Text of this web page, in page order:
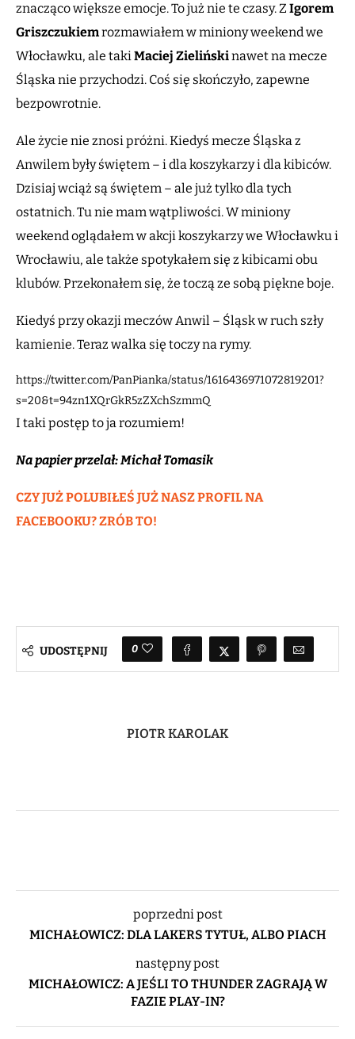
znacząco większe emocje. To już nie te czasy. Z Igorem
Griszczukiemrozmawiałem w miniony weekend we
Włocławku, ale takiMaciej Zielińskinawet na mecze
Śląska nie przychodzi. Coś się skończyło, zapewne
bezpowrotnie.
Ale życie nie znosi próżni. Kiedyś mecze Śląska z
Anwilem były świętem – i dla koszykarzy i dla kibiców.
Dzisiaj wciąż są świętem – ale już tylko dla tych
ostatnich. Tu nie mam wątpliwości. W miniony
weekend oglądałem w akcji koszykarzy we Włocławku i
Wrocławiu, ale także spotykałem się z kibicami obu
klubów. Przekonałem się, że toczą ze sobą piękne boje.
Kiedyś przy okazji meczów Anwil – Śląsk w ruch szły
kamienie. Teraz walka się toczy na rymy.
https://twitter.com/PanPianka/status/1616436971072819201?
s=20&t=94zn1XQrGkR5zZXchSzmmQ
I taki postęp to ja rozumiem!
Na papier przelał: Michał Tomasik
CZY JUŻ POLUBIŁEŚ JUŻ NASZ PROFIL NA
FACEBOOKU? ZRÓB TO!
UDOSTĘPNIJ 0
PIOTR KAROLAK
poprzedni post
MICHAŁOWICZ: DLA LAKERS TYTUŁ, ALBO PIACH
następny post
MICHAŁOWICZ: A JEŚLI TO THUNDER ZAGRAJĄ W
FAZIE PLAY-IN?